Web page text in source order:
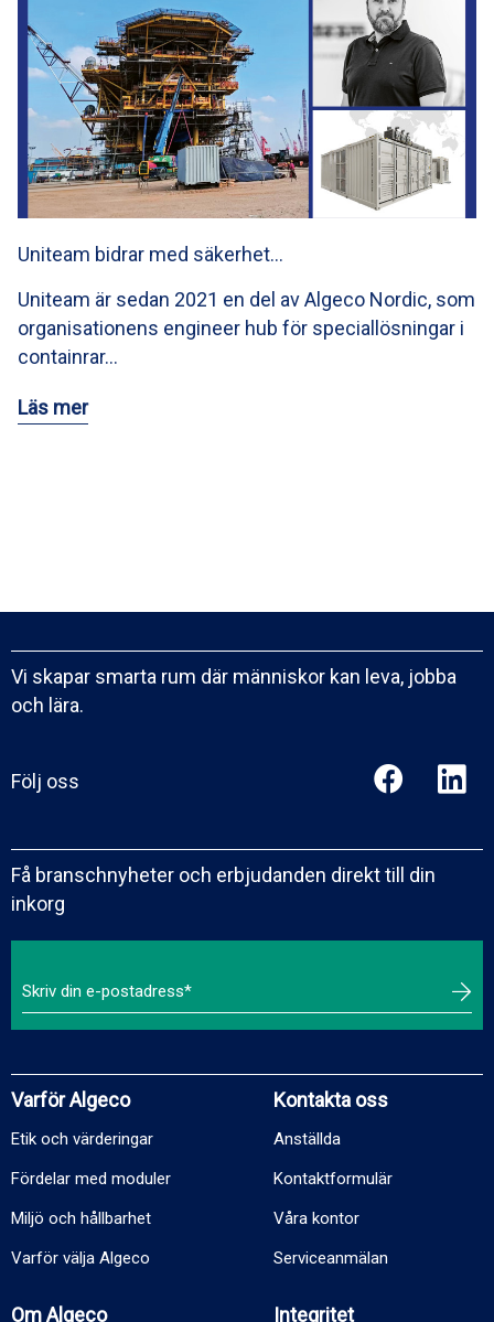
Uniteam bidrar med säkerhet…
Uniteam är sedan 2021 en del av Algeco Nordic, som
organisationens engineer hub för speciallösningar i
containrar…
Läs mer
Vi skapar smarta rum där människor kan leva, jobba
och lära.
Följ oss
Få branschnyheter och erbjudanden direkt till din
inkorg
Varför Algeco
Etik och värderingar
Fördelar med moduler
Miljö och hållbarhet
Varför välja Algeco
Kontakta oss
Anställda
Kontaktformulär
Våra kontor
Serviceanmälan
Om Algeco Integritet